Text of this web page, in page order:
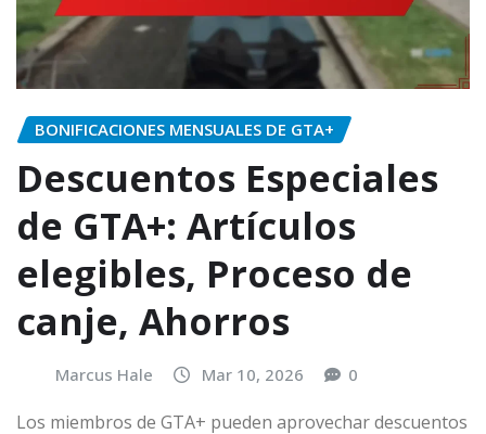
BONIFICACIONES MENSUALES DE GTA+
Descuentos Especiales
de GTA+: Artículos
elegibles, Proceso de
canje, Ahorros
Marcus Hale Mar 10, 2026 0
Los miembros de GTA+ pueden aprovechar descuentos